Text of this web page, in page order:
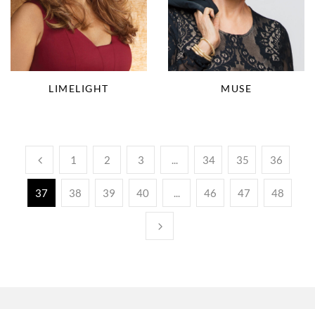
LIMELIGHT MUSE
1 2 3 ... 34 35 36
37 38 39 40 ... 46 47 48